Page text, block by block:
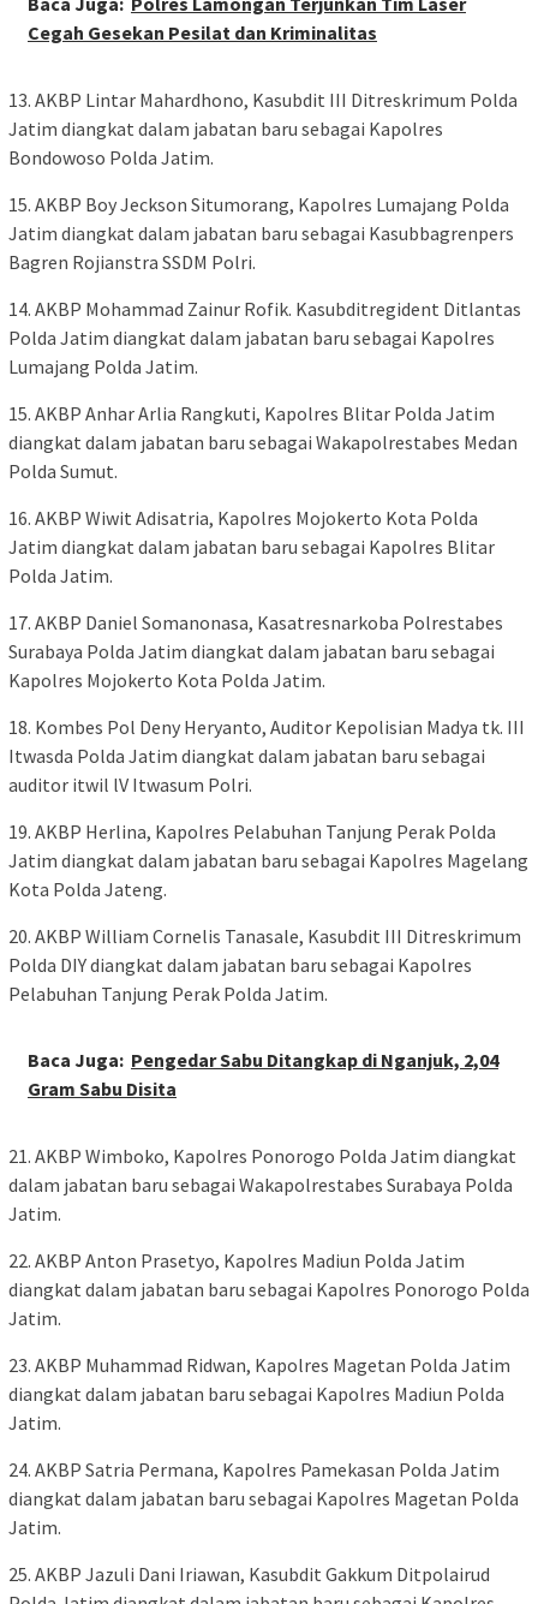
Cegah Gesekan Pesilat dan Kriminalitas
13. AKBP Lintar Mahardhono, Kasubdit III Ditreskrimum Polda
Jatim diangkat dalam jabatan baru sebagai Kapolres
Bondowoso Polda Jatim.
15. AKBP Boy Jeckson Situmorang, Kapolres Lumajang Polda
Jatim diangkat dalam jabatan baru sebagai Kasubbagrenpers
Bagren Rojianstra SSDM Polri.
14. AKBP Mohammad Zainur Rofik. Kasubditregident Ditlantas
Polda Jatim diangkat dalam jabatan baru sebagai Kapolres
Lumajang Polda Jatim.
15. AKBP Anhar Arlia Rangkuti, Kapolres Blitar Polda Jatim
diangkat dalam jabatan baru sebagai Wakapolrestabes Medan
Polda Sumut.
16. AKBP Wiwit Adisatria, Kapolres Mojokerto Kota Polda
Jatim diangkat dalam jabatan baru sebagai Kapolres Blitar
Polda Jatim.
17. AKBP Daniel Somanonasa, Kasatresnarkoba Polrestabes
Surabaya Polda Jatim diangkat dalam jabatan baru sebagai
Kapolres Mojokerto Kota Polda Jatim.
18. Kombes Pol Deny Heryanto, Auditor Kepolisian Madya tk. III
Itwasda Polda Jatim diangkat dalam jabatan baru sebagai
auditor itwil lV Itwasum Polri.
19. AKBP Herlina, Kapolres Pelabuhan Tanjung Perak Polda
Jatim diangkat dalam jabatan baru sebagai Kapolres Magelang
Kota Polda Jateng.
20. AKBP William Cornelis Tanasale, Kasubdit III Ditreskrimum
Polda DIY diangkat dalam jabatan baru sebagai Kapolres
Pelabuhan Tanjung Perak Polda Jatim.
Baca Juga: Pengedar Sabu Ditangkap di Nganjuk, 2,04
Gram Sabu Disita
21. AKBP Wimboko, Kapolres Ponorogo Polda Jatim diangkat
dalam jabatan baru sebagai Wakapolrestabes Surabaya Polda
Jatim.
22. AKBP Anton Prasetyo, Kapolres Madiun Polda Jatim
diangkat dalam jabatan baru sebagai Kapolres Ponorogo Polda
Jatim.
23. AKBP Muhammad Ridwan, Kapolres Magetan Polda Jatim
diangkat dalam jabatan baru sebagai Kapolres Madiun Polda
Jatim.
24. AKBP Satria Permana, Kapolres Pamekasan Polda Jatim
diangkat dalam jabatan baru sebagai Kapolres Magetan Polda
Jatim.
25. AKBP Jazuli Dani Iriawan, Kasubdit Gakkum Ditpolairud